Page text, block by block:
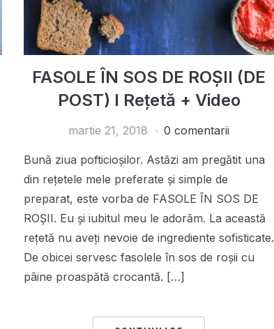
FASOLE ÎN SOS DE ROȘII (DE
POST) I Rețetă + Video
martie 21, 2018 0 comentarii
Bună ziua pofticioșilor. Astăzi am pregătit una
din rețetele mele preferate și simple de
preparat, este vorba de FASOLE ÎN SOS DE
ROȘII. Eu și iubitul meu le adorăm. La această
rețetă nu aveți nevoie de ingrediente sofisticate.
De obicei servesc fasolele în sos de roșii cu
pâine proaspătă crocantă. […]